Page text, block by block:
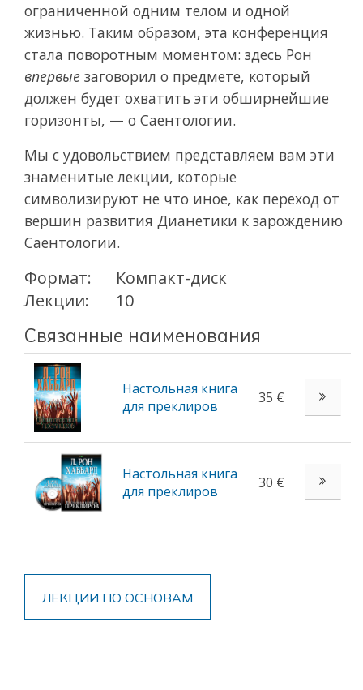
ограниченной одним телом и одной
жизнью. Таким образом, эта конференция
стала поворотным моментом: здесь Рон
впервые заговорил о предмете, который
должен будет охватить эти обширнейшие
горизонты, — о Саентологии.
Мы с удовольствием представляем вам эти
знаменитые лекции, которые
символизируют не что иное, как переход от
вершин развития Дианетики к зарождению
Саентологии.
Формат:
Компакт-диск
Лекции:
10
Связанные наименования
Настольная книга
для преклиров
35 €
Настольная книга
для преклиров
30 €
ЛЕКЦИИ ПО ОСНОВАМ